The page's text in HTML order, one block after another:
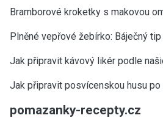
Bramborové kroketky s makovou
Plněné vepřové žebírko: Báječný
Jak připravit kávový likér podle
Jak připravit posvícenskou husu
pomazanky-recepty.cz